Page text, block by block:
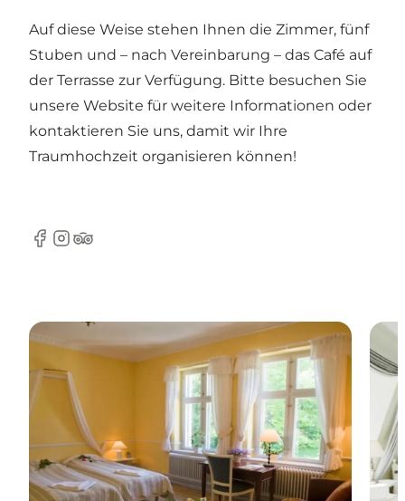
Auf diese Weise stehen Ihnen die Zimmer, fünf
Stuben und – nach Vereinbarung – das Café auf
der Terrasse zur Verfügung. Bitte besuchen Sie
unsere Website für weitere Informationen oder
kontaktieren Sie uns, damit wir Ihre
Traumhochzeit organisieren können!
Facebook
Instagram
TripAdvisor